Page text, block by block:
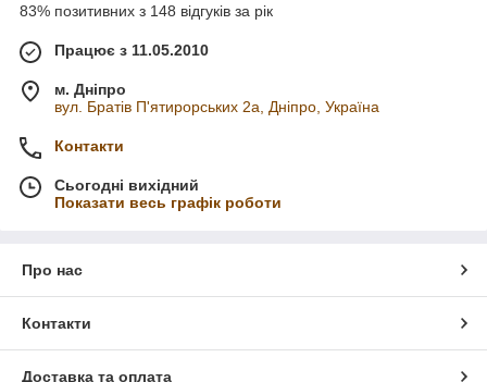
83% позитивних з 148 відгуків за рік
Працює з 11.05.2010
м. Дніпро
вул. Братів П'ятирорських 2а, Дніпро, Україна
Контакти
Сьогодні вихідний
Показати весь графік роботи
Про нас
Контакти
Доставка та оплата